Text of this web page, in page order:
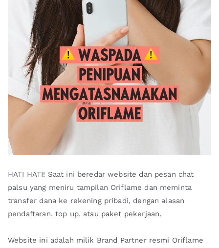
HATI HATI! Saat ini beredar website dan pesan chat
palsu yang meniru tampilan Oriflame dan meminta
transfer dana ke rekening pribadi, dengan alasan
pendaftaran, top up, atau paket pekerjaan.
Website ini adalah milik Brand Partner resmi Oriflame